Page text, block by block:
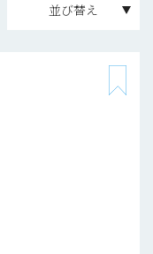
並び替え